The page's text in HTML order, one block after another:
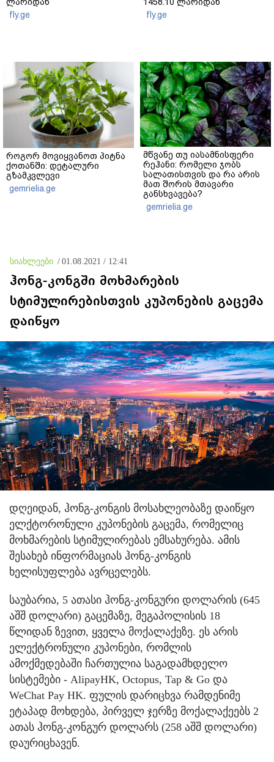
fly.ge
fly.ge
როგორ მოვიყვანოთ პიტნა
ქოთანში: დეტალური
გზამკვლევი
gemrielia.ge
მწვანე თუ იასამნისფერი
რეჰანი: რომელი ჯობს
სალათისთვის და რა არის
მათ შორის მთავარი
განსხვავება?
gemrielia.ge
სიახლეები / 01.08.2021 / 12:41
ჰონგ-კონგში მოხმარების
სტიმულირებისთვის კუპონების გაცემა
დაიწყო
დღეიდან, ჰონგ-კონგის მოსახლეობაზე დაიწყო
ელქტორონული კუპონების გაცემა, რომელიც
მოხმარების სტიმულირებას ემსახურება. ამის
შესახებ ინფორმაციას ჰონგ-კონგის
ხელისუფლება ავრცელებს.
საუბარია, 5 ათასი ჰონგ-კონგური დოლარის (645
აშშ დოლარი) გაცემაზე, მეგაპოლისის 18
წლიდან ზევით, ყველა მოქალაქეზე. ეს არის
ელექტრონული კუპონები, რომლის
ამოქმედებაში ჩართულია საგადამხდელო
სისტემები - AlipayHK, Octopus, Tap & Go და
WeChat Pay HK. ფულის დარიცხვა რამდენიმე
ეტაპად მოხდება, პირველ ჯერზე მოქალაქეებს 2
ათას ჰონგ-კონგურ დოლარს (258 აშშ დოლარი)
დაურიცხავენ.